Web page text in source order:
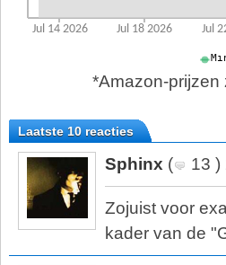
*Amazon-prijzen
Laatste 10 reacties
Sphinx ( 13 )
Zojuist voor
kader van de